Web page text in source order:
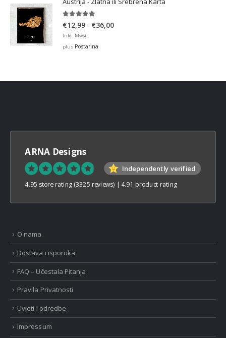
€32,00
5.00out of 5
€12,99– €36,00Price
Inkl. MwSt.
plus Postarina
ARNA Designs
Independently verified
4.95 store rating (3325 reviews) | 4.91 product rating
O nama
Dostava i isporuka
FAQ – Učestala Pitanja
Pravila Privatnosti
Uvjeti i odredbe
Impressum